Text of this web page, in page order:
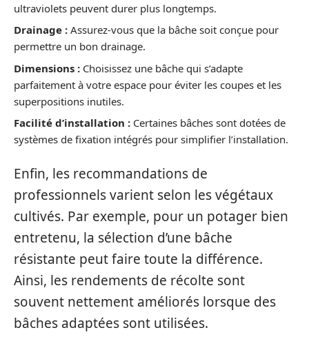
ultraviolets peuvent durer plus longtemps.
Drainage : Assurez-vous que la bâche soit conçue pour
permettre un bon drainage.
Dimensions : Choisissez une bâche qui s’adapte
parfaitement à votre espace pour éviter les coupes et les
superpositions inutiles.
Facilité d’installation : Certaines bâches sont dotées de
systèmes de fixation intégrés pour simplifier l’installation.
Enfin, les recommandations de
professionnels varient selon les végétaux
cultivés. Par exemple, pour un potager bien
entretenu, la sélection d’une bâche
résistante peut faire toute la différence.
Ainsi, les rendements de récolte sont
souvent nettement améliorés lorsque des
bâches adaptées sont utilisées.